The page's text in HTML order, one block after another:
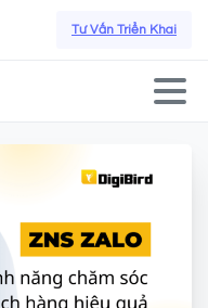
Tư Vấn Triển Khai